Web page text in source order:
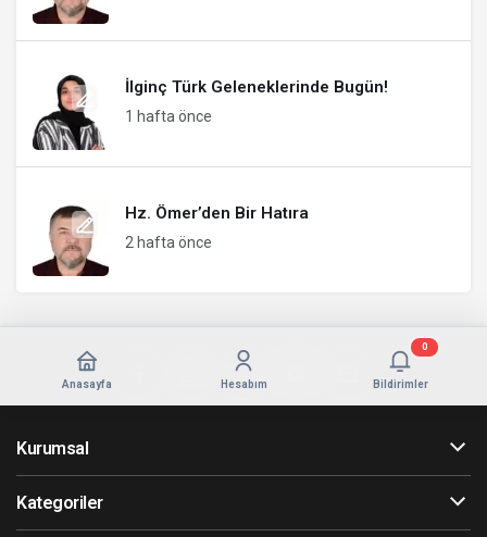
İlginç Türk Geleneklerinde Bugün!
1 hafta önce
Hz. Ömer’den Bir Hatıra
2 hafta önce
Anasayfa Hesabım Bildirimler
0
Kurumsal
Kategoriler